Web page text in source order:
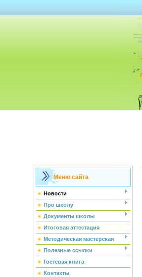
Меню сайта
Новости
Про школу
Документы школы
Итоговая аттестация
Методическая мастерская
Полезные ссылки
Гостевая книга
Контакты